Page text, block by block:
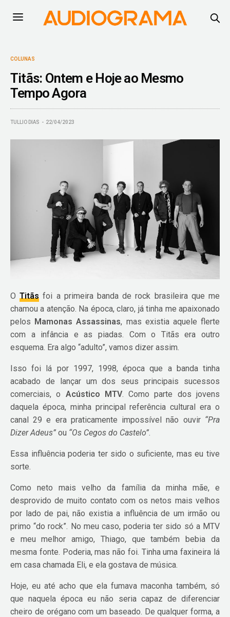
COLUNAS
Titãs: Ontem e Hoje ao Mesmo
Tempo Agora
TULLIO DIAS 22/04/2023
OTitãs foi a primeira banda de rock brasileira que me
chamou a atenção. Na época, claro, já tinha me apaixonado
pelos Mamonas Assassinas, mas existia aquele flerte
com a infância e as piadas. Com o Titãs era outro
esquema. Era algo “adulto”, vamos dizer assim.
Isso foi lá por 1997, 1998, época que a banda tinha
acabado de lançar um dos seus principais sucessos
comerciais, o Acústico MTV. Como parte dos jovens
daquela época, minha principal referência cultural era o
canal 29 e era praticamente impossível não ouvir “Pra
Dizer Adeus” ou “Os Cegos do Castelo”.
Essa influência poderia ter sido o suficiente, mas eu tive
sorte.
Como neto mais velho da família da minha mãe, e
desprovido de muito contato com os netos mais velhos
por lado de pai, não existia a influência de um irmão ou
primo “do rock”. No meu caso, poderia ter sido só a MTV
e meu melhor amigo, Thiago, que também bebia da
mesma fonte. Poderia, mas não foi. Tinha uma faxineira lá
em casa chamada Eli, e ela gostava de música.
Hoje, eu até acho que ela fumava maconha também, só
que naquela época eu não seria capaz de diferenciar
cheiro de orégano com um baseado. De qualquer forma, a